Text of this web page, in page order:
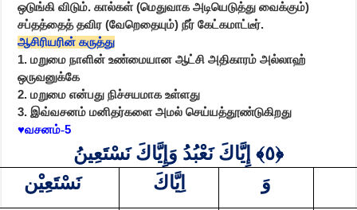
ஒடுங்கி விடும். கால்கள் (மெதுவாக அடியெடுத்து வைக்கும்)
சப்தத்தைத் தவிர (வேறெதையும்) நீர் கேட்கமாட்டீர்.
ஆசிரியரின் கருத்து
1.மறுமை நாளின் உண்மையான ஆட்சி அதிகாரம் அல்லாஹ்
ஒருவனுக்கே
2.மறுமை என்பது நிச்சயமாக உள்ளது
3.இவ்வசனம் மனிதர்களை அமல் செய்யத்தூண்டுகிறது
♥️வசனம்-5
إِيَّاكَ نَعْبُدُ وَإِيَّاكَ نَسْتَعِينُ
﴿٥﴾
وَ
اِيَّاكَ نَسْتَعِيْن